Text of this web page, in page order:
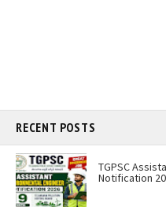
RECENT POSTS
TGPSC
Notification